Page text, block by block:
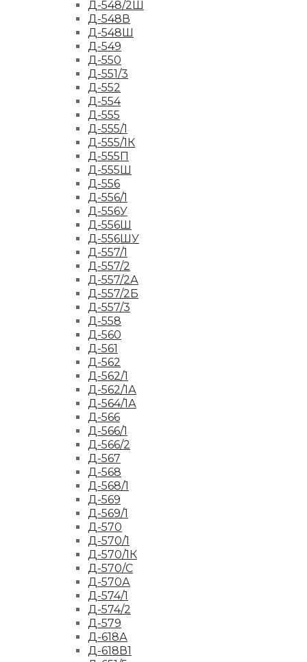
Д-548/2Ш
Д-548В
Д-548Ш
Д-549
Д-550
Д-551/3
Д-552
Д-554
Д-555
Д-555/1
Д-555/1К
Д-555П
Д-555Ш
Д-556
Д-556/1
Д-556У
Д-556Ш
Д-556ШУ
Д-557/1
Д-557/2
Д-557/2А
Д-557/2Б
Д-557/3
Д-558
Д-560
Д-561
Д-562
Д-562/1
Д-562/1А
Д-564/1А
Д-566
Д-566/1
Д-566/2
Д-567
Д-568
Д-568/1
Д-569
Д-569/1
Д-570
Д-570/1
Д-570/1К
Д-570/С
Д-570А
Д-574/1
Д-574/2
Д-579
Д-618А
Д-618В1